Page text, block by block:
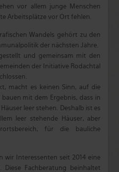
vor allem junge Menschen
Arbeitsplätze vor Ort fehlen.
Wandels gehört zu den
der nächsten Jahre.
und gemeinsam mit den
der Initiative Rodachtal
macht es keinen Sinn, auf die
mit dem Ergebnis, dass in
leer stehen. Deshalb ist es
leer stehende Häuser, aber
für die bauliche
wir Interessenten seit 2014 eine
Diese Fachberatung beinhaltet